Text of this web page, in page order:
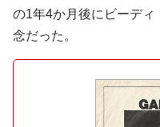
の1年4か月後にビーデ
念だった。